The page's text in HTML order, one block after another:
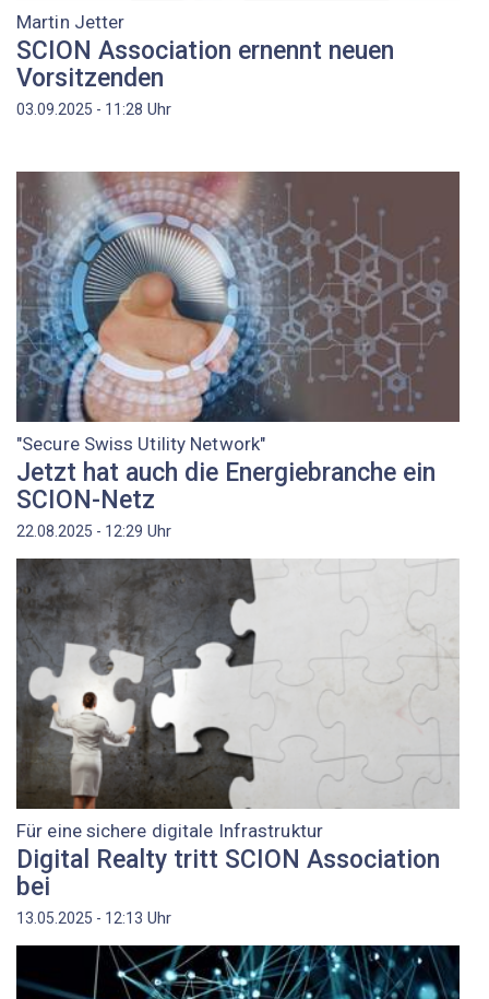
Martin Jetter
SCION Association ernennt neuen
Vorsitzenden
03.09.2025 - 11:28 Uhr
"Secure Swiss Utility Network"
Jetzt hat auch die Energiebranche ein
SCION-Netz
22.08.2025 - 12:29 Uhr
Für eine sichere digitale Infrastruktur
Digital Realty tritt SCION Association
bei
13.05.2025 - 12:13 Uhr